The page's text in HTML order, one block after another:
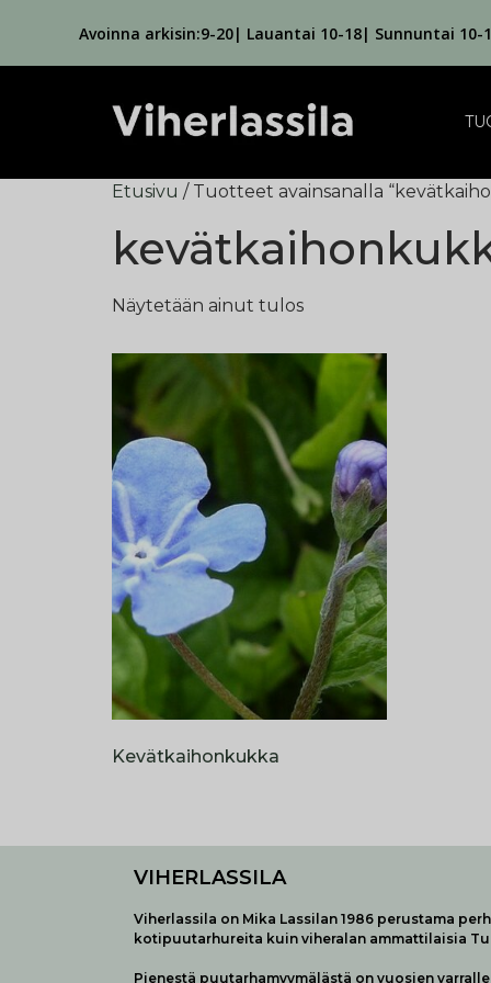
Avoinna arkisin:9-20| Lauantai 10-18| Sunnuntai 10-
Etusivu / Tuotteet avainsanalla
Näytetään ainut tulos
Kevätkaihonkukka
VIHERLASSILA
Viherlassila on Mika Lassilan 1986 perustama
kotipuutarhureita kuin viheralan ammattilaisia
Pienestä puutarhamyymälästä on vuosien